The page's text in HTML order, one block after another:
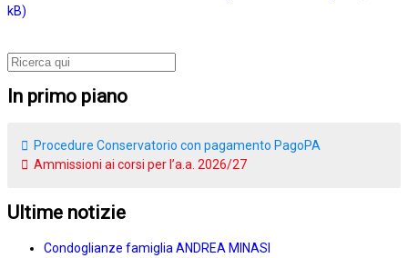
In primo piano
Procedure Conservatorio con pagamento PagoPA
Ammissioni ai corsi per l’a.a. 2026/27
Ultime notizie
Condoglianze famiglia ANDREA MINASI